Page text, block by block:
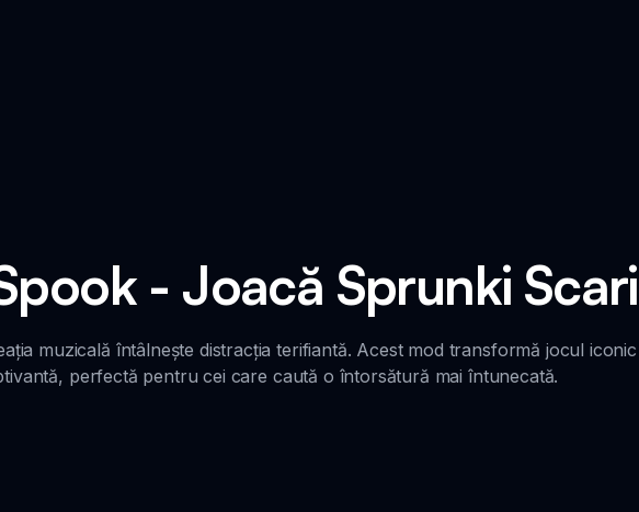
- Joacă Sprunki
muzicală întâlnește distracția terifiantă. Acest mod transformă jocul
perfectă pentru cei care caută o întorsătură mai întunecată.